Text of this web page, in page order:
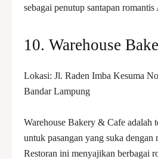
sebagai penutup santapan romantis
10. Warehouse
Lokasi: Jl. Raden Imba Kesuma
Bandar Lampung
Warehouse Bakery & Cafe adalah
untuk pasangan yang suka dengan
Restoran ini menyajikan berbagai